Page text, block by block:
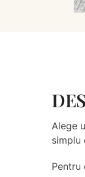
Alege
simplu